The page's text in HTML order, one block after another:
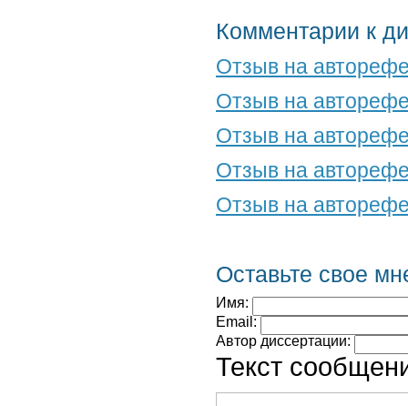
Комментарии к
Отзыв на
Отзыв на
Отзыв на
Отзыв на
Отзыв на
Оставьте свое
Имя:
Email:
Автор диссертации:
Текст